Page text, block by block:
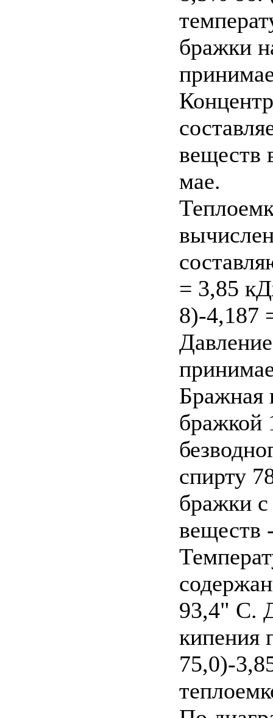
бражки
веществ
мае.
= 3,85
8)-4,187
Бражная
бражкой
спирту
бражки
веществ
93,4" С.
кипения
75,0)-